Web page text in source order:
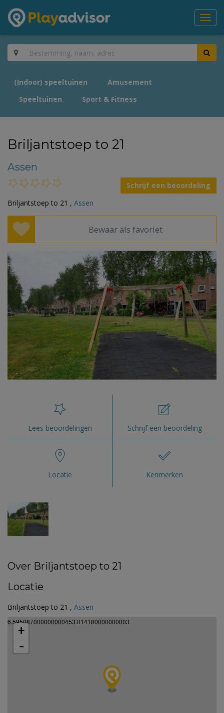
(Indoor) speeltuinen
Amusement
Speeltuinen
Sport & Fitness
Briljantstoep to 21
Assen
Schrijf een beoordeling
Briljantstoep to 21 , Assen
Bewaar als favoriet
Lees beoordelingen Schrijf een beoordeling
Locatie Kenmerken
Over Briljantstoep to 21
Locatie
Briljantstoep to 21 , Assen
6.595087000000000453.014180000000003
+
-